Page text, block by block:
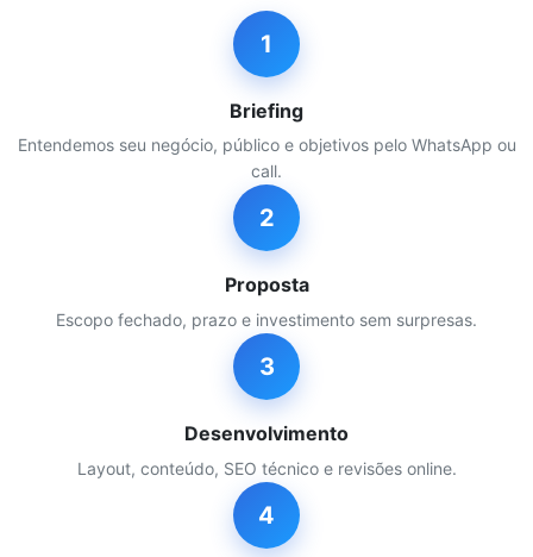
1
Briefing
Entendemos seu negócio, público e objetivos pelo WhatsApp ou
call.
2
Proposta
Escopo fechado, prazo e investimento sem surpresas.
3
Desenvolvimento
Layout, conteúdo, SEO técnico e revisões online.
4